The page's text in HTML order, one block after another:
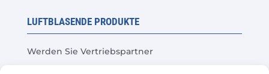
LUFTBLASENDE PRODUKTE
Werden Sie Vertriebspartner